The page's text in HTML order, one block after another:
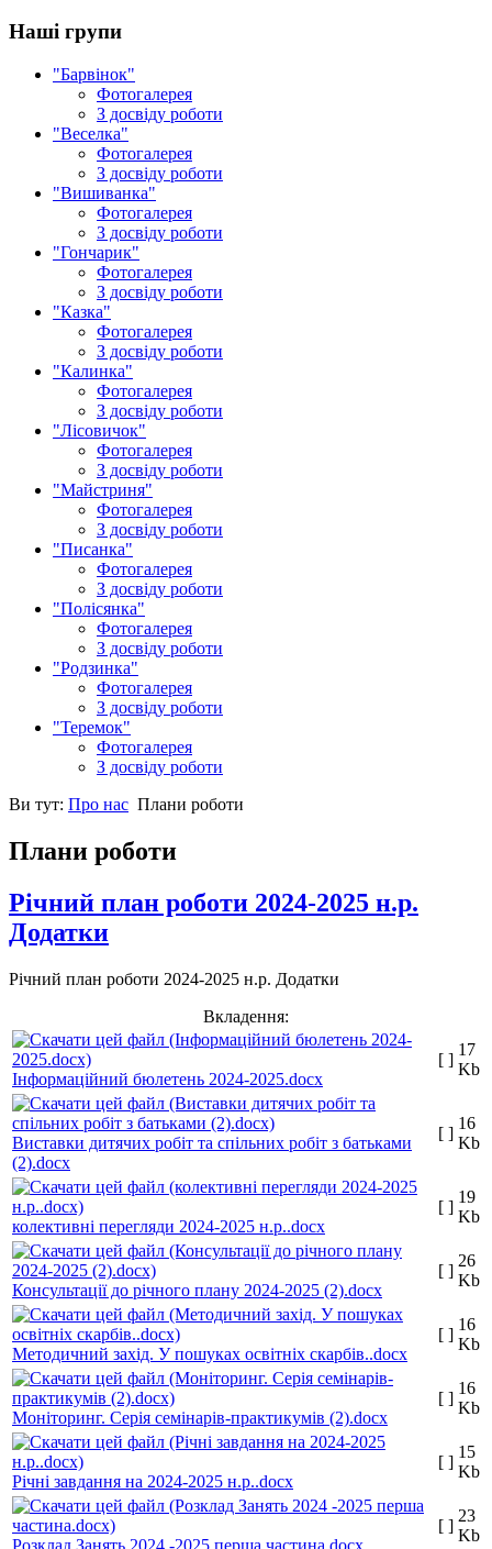
Наші групи
"Барвінок"
Фотогалерея
З досвіду роботи
"Веселка"
Фотогалерея
З досвіду роботи
"Вишиванка"
Фотогалерея
З досвіду роботи
"Гончарик"
Фотогалерея
З досвіду роботи
"Казка"
Фотогалерея
З досвіду роботи
"Калинка"
Фотогалерея
З досвіду роботи
"Лісовичок"
Фотогалерея
З досвіду роботи
"Майстриня"
Фотогалерея
З досвіду роботи
"Писанка"
Фотогалерея
З досвіду роботи
"Полісянка"
Фотогалерея
З досвіду роботи
"Родзинка"
Фотогалерея
З досвіду роботи
"Теремок"
Фотогалерея
З досвіду роботи
Ви тут: Про нас Плани роботи
Плани роботи
Річний план роботи 2024-2025 н.р.
Додатки
Річний план роботи 2024-2025 н.р. Додатки
Вкладення:
Інформаційний бюлетень 2024-2025.docx
[ ]
17
Kb
Виставки дитячих робіт та спільних робіт з батьками
(2).docx
[ ]
16
Kb
колективні перегляди 2024-2025 н.р..docx
[ ]
19
Kb
Консультації до річного плану 2024-2025 (2).docx
[ ]
26
Kb
Методичний захід. У пошуках освітніх скарбів..docx
[ ]
16
Kb
Моніторинг. Серія семінарів-практикумів (2).docx
[ ]
16
Kb
Річні завдання на 2024-2025 н.р..docx
[ ]
15
Kb
Розклад Занять 2024 -2025 перша частина.docx
[ ]
23
Kb